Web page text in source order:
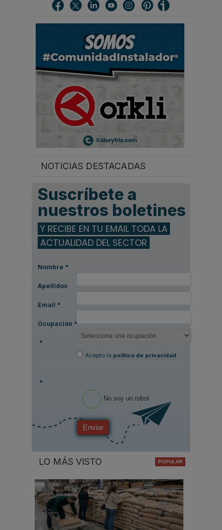
r
.
NOTICIAS DESTACADAS
Suscríbete a
nuestros boletines
Y RECIBE EN TU EMAIL TODA LA
ACTUALIDAD DEL SECTOR
Nombre *
Apellidos
Email *
Ocupación *
*
Acepto la política de privacidad.
*
No soy un robot
Enviar
LO MÁS VISTO